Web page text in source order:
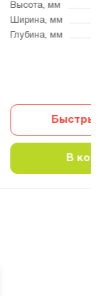
Высота, мм
Ширина, мм
Глубина, мм
Быстрый
В